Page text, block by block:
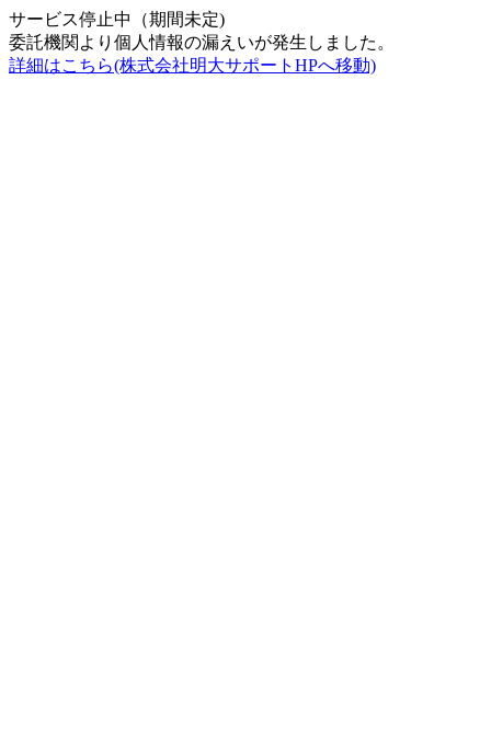
サービス停止中（期間未定)
委託機関より個人情報の漏えいが発生しました。
詳細はこちら(株式会社明大サポートHPへ移動)